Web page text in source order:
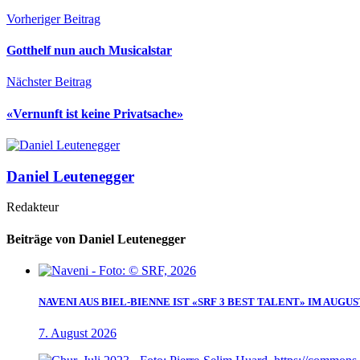
Vorheriger Beitrag
Gotthelf nun auch Musicalstar
Nächster Beitrag
«Vernunft ist keine Privatsache»
Daniel Leutenegger
Redakteur
Beiträge von Daniel Leutenegger
NAVENI AUS BIEL-BIENNE IST «SRF 3 BEST TALENT» IM
7. August 2026